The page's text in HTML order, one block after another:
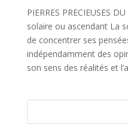
PIERRES PRECIEUSES
solaire ou ascendant La
de concentrer ses
indépendamment des
son sens des réalités et